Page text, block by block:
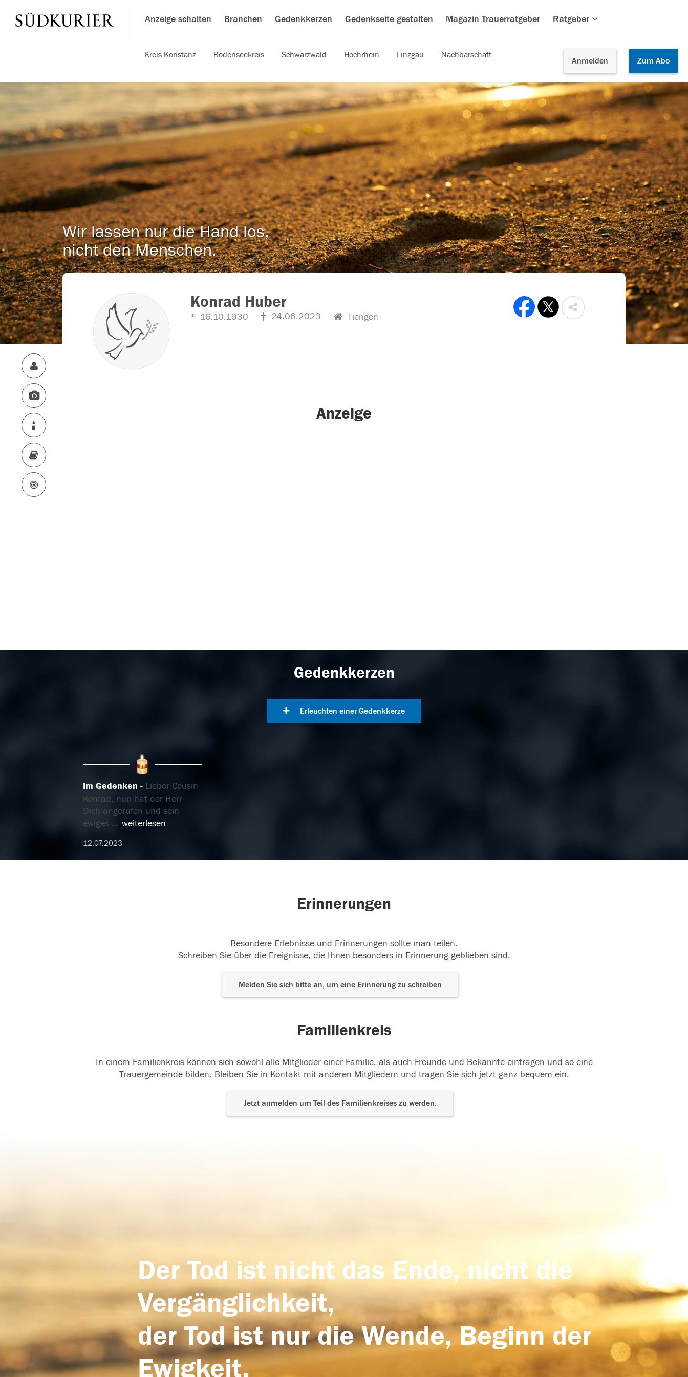
Anzeige schalten Branchen Gedenkkerzen Gedenkseite gestalten Magazin Trauerratgeber Ratgeber
Anmelden Zum Abo
Kreis Konstanz Bodenseekreis Schwarzwald Hochrhein Linzgau Nachbarschaft
Wir lassen nur die Hand los,
nicht den Menschen.
Konrad Huber
16.10.1930 24.06.2023 Tiengen
Anzeige
Gedenkkerzen
Erleuchten einer Gedenkkerze
Im Gedenken
Lieber Cousin
Konrad, nun hat der Herr
Dich angerufen und sein
ewiges ... weiterlesen
12.07.2023
Erinnerungen
Besondere Erlebnisse und Erinnerungen sollte man teilen.
Schreiben Sie über die Ereignisse, die Ihnen besonders in Erinnerung geblieben sind.
Melden Sie sich bitte an, um eine Erinnerung zu schreiben
Familienkreis
In einem Familienkreis können sich sowohl alle Mitglieder einer Familie, als auch Freunde und Bekannte eintragen und so eine
Trauergemeinde bilden. Bleiben Sie in Kontakt mit anderen Mitgliedern und tragen Sie sich jetzt ganz bequem ein.
Jetzt anmelden um Teil des Familienkreises zu werden.
Der Tod ist nicht das Ende, nicht die
Vergänglichkeit,
der Tod ist nur die Wende, Beginn der
Ewigkeit.